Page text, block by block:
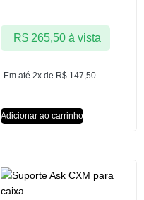
Em até 2x de R$ 147,50
R$265,50 à vista
Adicionar ao carrinho